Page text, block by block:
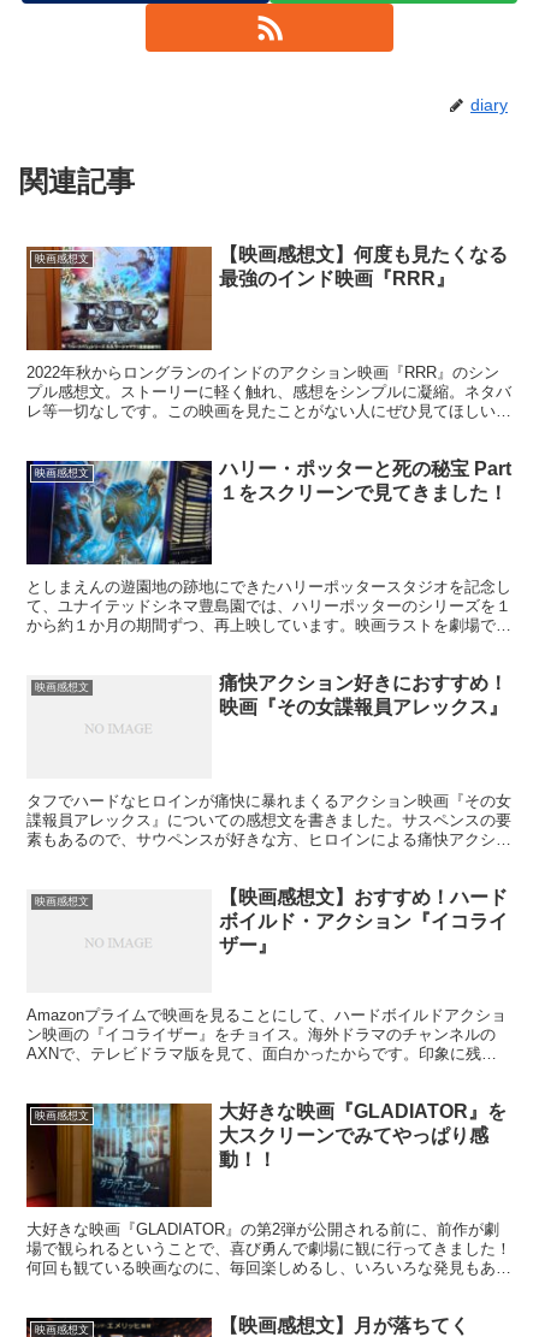
diary
関連記事
映画感想文
【映画感想文】何度も見たくなる
最強のインド映画『RRR』
2022年秋からロングランのインドのアクション映画『RRR』のシン
プル感想文。ストーリーに軽く触れ、感想をシンプルに凝縮。ネタバ
レ等一切なしです。この映画を見たことがない人にぜひ見てほしいと
映画感想文
ハリー・ポッターと死の秘宝 Part
１をスクリーンで見てきました！
としまえんの遊園地の跡地にできたハリーポッタースタジオを記念し
て、ユナイテッドシネマ豊島園では、ハリーポッターのシリーズを１
から約１か月の期間ずつ、再上映しています。映画ラストを劇場で見
映画感想文
痛快アクション好きにおすすめ！
映画『その女諜報員アレックス』
タフでハードなヒロインが痛快に暴れまくるアクション映画『その女
諜報員アレックス』についての感想文を書きました。サスペンスの要
素もあるので、サウペンスが好きな方、ヒロインによる痛快アクショ
映画感想文
【映画感想文】おすすめ！ハード
ボイルド・アクション『イコライ
ザー』
Amazonプライムで映画を見ることにして、ハードボイルドアクショ
ン映画の『イコライザー』をチョイス。海外ドラマのチャンネルの
AXNで、テレビドラマ版を見て、面白かったからです。印象に残っ
映画感想文
大好きな映画『GLADIATOR』を
大スクリーンでみてやっぱり感
動！！
大好きな映画『GLADIATOR』の第2弾が公開される前に、前作が劇
場で観られるということで、喜び勇んで劇場に観に行ってきました！
何回も観ている映画なのに、毎回楽しめるし、いろいろな発見もあり
映画感想文
【映画感想文】月が落ちてく